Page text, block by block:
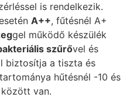
is rendelkezik.
A++, fűtésnél A+
gel működő készülék
szűrővel és
biztosítja a tiszta és
hűtésnél -10 és
között van.